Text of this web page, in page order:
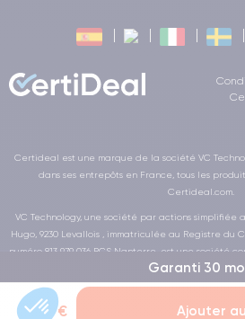
Garanti 30
0,00 € Ajouter
Certideal est une marque de la société VC
dans ses entrepôts en France, tous les
Certideal.com.
VC Technology, une société par actions simplifiée
Hugo, 9230 Levallois , immatriculée au Registre du
numéro 813 979 036 RCS Nanterre, est une société
et Solidaire au sens de la loi de la LOI n°